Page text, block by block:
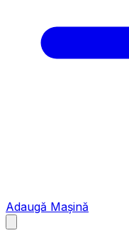
Adaugă Mașină